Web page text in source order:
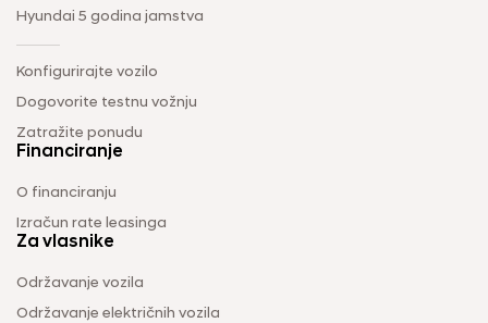
Hyundai 5 godina jamstva
Konfigurirajte vozilo
Dogovorite testnu vožnju
Zatražite ponudu
Financiranje
O financiranju
Izračun rate leasinga
Za vlasnike
Održavanje vozila
Održavanje električnih vozila